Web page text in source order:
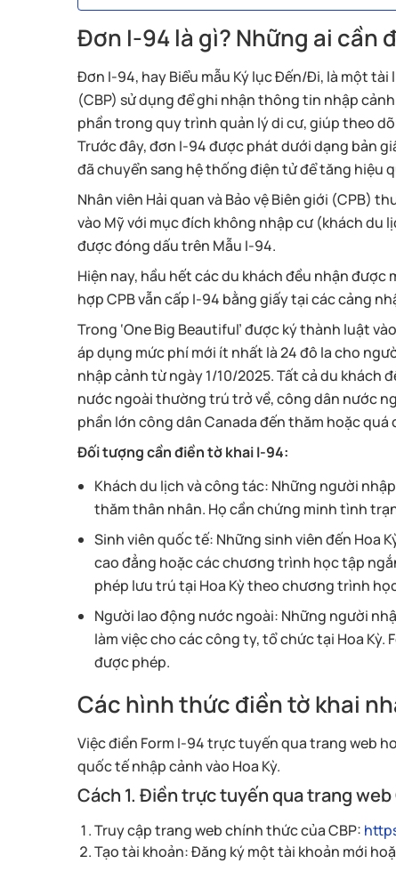
Đơn I-94 là gì? Những ai cần
Đơn I-94, hay Biểu mẫu Ký lục Đến/Đi, là một
(CBP) sử dụng để ghi nhận thông tin nhập
phần trong quy trình quản lý di cư, giúp theo
Trước đây, đơn I-94 được phát dưới dạng bản
đã chuyển sang hệ thống điện tử để tăng hiệu
Nhân viên Hải quan và Bảo vệ Biên giới (CPB)
vào Mỹ với mục đích không nhập cư (khách du
được đóng dấu trên Mẫu I-94.
Hiện nay, hầu hết các du khách đều nhận
hợp CPB vẫn cấp I-94 bằng giấy tại các cảng
Trong ‘One Big Beautiful’ được ký thành luật
áp dụng mức phí mới ít nhất là 24 đô la cho
nhập cảnh từ ngày 1/10/2025. Tất cả du khách
nước ngoài thường trú trở về, công dân nước
phần lớn công dân Canada đến thăm hoặc quá
Đối tượng cần điền tờ khai I-94:
Khách du lịch và công tác: Những người
thăm thân nhân. Họ cần chứng minh tình
Sinh viên quốc tế: Những sinh viên đến Hoa
cao đẳng hoặc các chương trình học tập
phép lưu trú tại Hoa Kỳ theo chương trình
Người lao động nước ngoài: Những người
làm việc cho các công ty, tổ chức tại Hoa Kỳ.
được phép.
Các hình thức điền tờ khai
Việc điền Form I-94 trực tuyến qua trang web
quốc tế nhập cảnh vào Hoa Kỳ.
Cách 1. Điền trực tuyến qua trang web
Truy cập trang web chính thức của CBP:
Tạo tài khoản: Đăng ký một tài khoản mới